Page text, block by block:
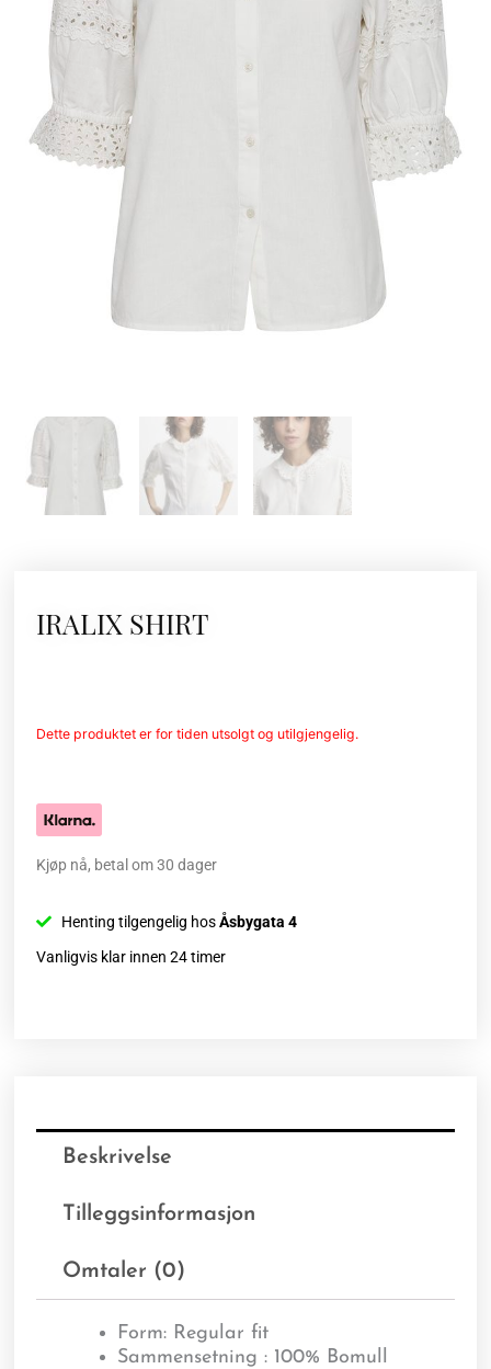
IRALIX SHIRT
Dette produktet er for tiden utsolgt og utilgjengelig.
Kjøp nå, betal om 30 dager
Henting tilgengelig hosÅsbygata 4
Vanligvis klar innen 24 timer
Beskrivelse
Tilleggsinformasjon
Omtaler (0)
Form: Regular fit
Sammensetning : 100% Bomull